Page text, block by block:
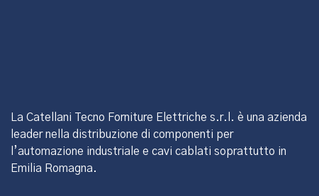
La Catellani Tecno Forniture Elettriche s.r.l. è una azienda
leader nella distribuzione di componenti per
l’automazione industriale e cavi cablati soprattutto in
Emilia Romagna.